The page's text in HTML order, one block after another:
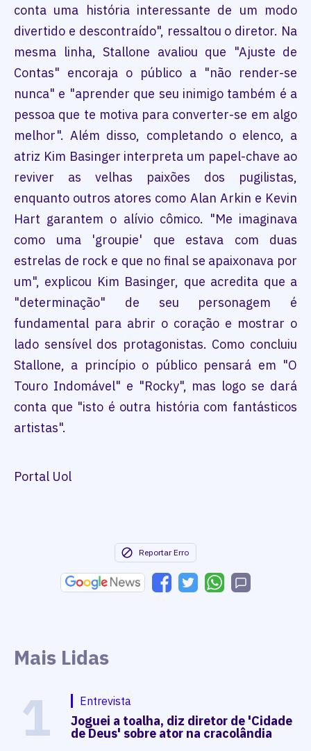
conta uma história interessante de um modo
divertido e descontraído", ressaltou o diretor. Na
mesma linha, Stallone avaliou que "Ajuste de
Contas" encoraja o público a "não render-se
nunca" e "aprender que seu inimigo também é a
pessoa que te motiva para converter-se em algo
melhor". Além disso, completando o elenco, a
atriz Kim Basinger interpreta um papel-chave ao
reviver as velhas paixões dos pugilistas,
enquanto outros atores como Alan Arkin e Kevin
Hart garantem o alívio cômico. "Me imaginava
como uma 'groupie' que estava com duas
estrelas de rock e que no final se apaixonava por
um", explicou Kim Basinger, que acredita que a
"determinação" de seu personagem é
fundamental para abrir o coração e mostrar o
lado sensível dos protagonistas. Como concluiu
Stallone, a princípio o público pensará em "O
Touro Indomável" e "Rocky", mas logo se dará
conta que "isto é outra história com fantásticos
artistas".
Portal Uol
Reportar Erro
Mais Lidas
1 Entrevista
Joguei a toalha, diz diretor de 'Cidade
de Deus' sobre ator na cracolândia